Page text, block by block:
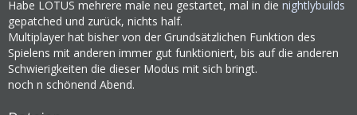
Habe LOTUS mehrere male neu gestartet, mal in die nightlybuilds
gepatched und zurück, nichts half.
Multiplayer hat bisher von der Grundsätzlichen Funktion des
Spielens mit anderen immer gut funktioniert, bis auf die anderen
Schwierigkeiten die dieser Modus mit sich bringt.
noch n schönend Abend.